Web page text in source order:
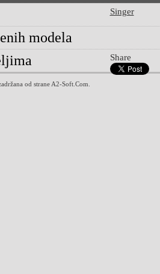
Singer
modela
Share
od strane A2-Soft.Com.